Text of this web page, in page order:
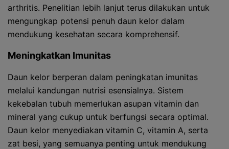
arthritis. Penelitian lebih lanjut terus dilakukan untuk
mengungkap potensi penuh daun kelor dalam
mendukung kesehatan secara komprehensif.
Meningkatkan Imunitas
Daun kelor berperan dalam peningkatan imunitas
melalui kandungan nutrisi esensialnya. Sistem
kekebalan tubuh memerlukan asupan vitamin dan
mineral yang cukup untuk berfungsi secara optimal.
Daun kelor menyediakan vitamin C, vitamin A, serta
zat besi, yang semuanya penting untuk mendukung